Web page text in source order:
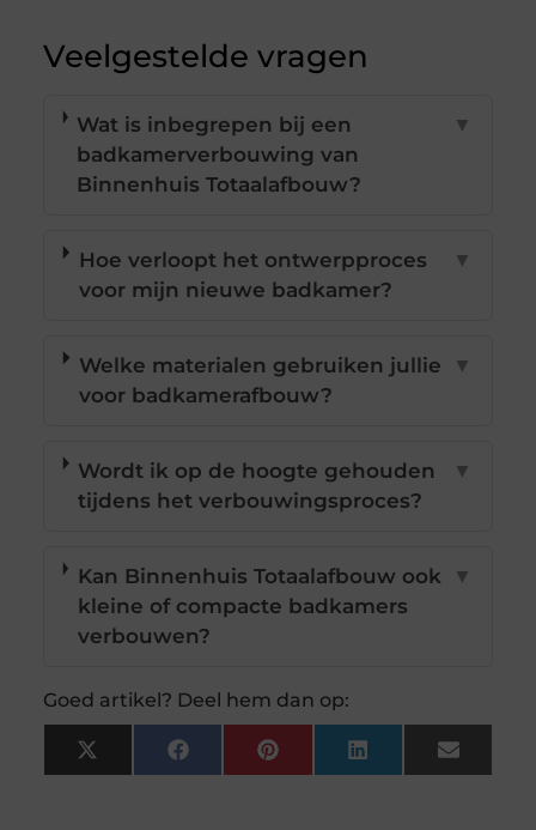
Veelgestelde vragen
Wat is inbegrepen bij een
badkamerverbouwing van
Binnenhuis Totaalafbouw?
▼
Hoe verloopt het ontwerpproces
voor mijn nieuwe badkamer?
▼
Welke materialen gebruiken jullie
voor badkamerafbouw?
▼
Wordt ik op de hoogte gehouden
tijdens het verbouwingsproces?
▼
Kan Binnenhuis Totaalafbouw ook
kleine of compacte badkamers
verbouwen?
▼
Goed artikel? Deel hem dan op:
X
(Twitter)
FacebookPinterestLinkedInEmail